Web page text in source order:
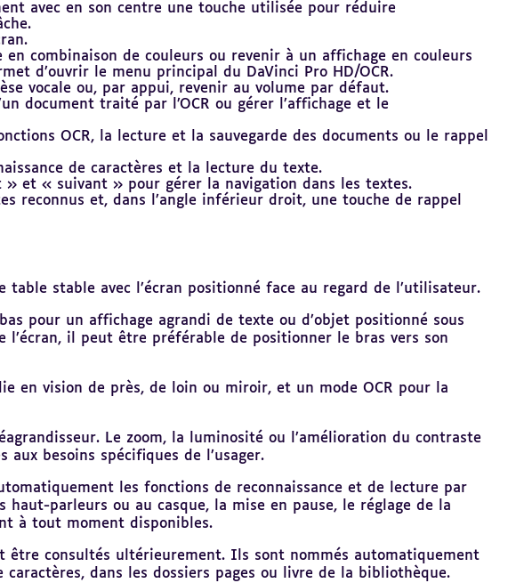
avec en son centre une touche utilisée pour réduire
combinaison de couleurs ou revenir à un affichage en couleurs
d’ouvrir le menu principal du DaVinci Pro HD/OCR.
vocale ou, par appui, revenir au volume par défaut.
document traité par l’OCR ou gérer l’affichage et le
OCR, la lecture et la sauvegarde des documents ou le rappel
de caractères et la lecture du texte.
» et « suivant » pour gérer la navigation dans les textes.
reconnus et, dans l’angle inférieur droit, une touche de rappel
stable avec l’écran positionné face au regard de l’utilisateur.
pour un affichage agrandi de texte ou d’objet positionné sous
l’écran, il peut être préférable de positionner le bras vers son
en vision de près, de loin ou miroir, et un mode OCR pour la
Le zoom, la luminosité ou l’amélioration du contraste
besoins spécifiques de l’usager.
les fonctions de reconnaissance et de lecture par
haut-parleurs ou au casque, la mise en pause, le réglage de la
à tout moment disponibles.
être consultés ultérieurement. Ils sont nommés automatiquement
dans les dossiers pages ou livre de la bibliothèque.